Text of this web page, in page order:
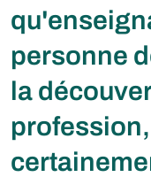
personne
la